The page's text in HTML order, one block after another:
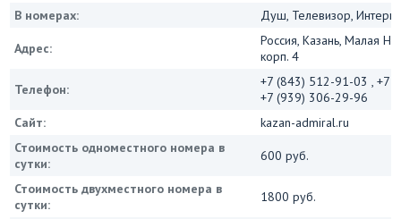
В номерах:
Душ, Телевизор,
Адрес:
Россия, Казань, Малая
корп. 4
Телефон:
+7 (843) 512-91-03 , +7
+7 (939) 306-29-96
Сайт:
kazan-admiral.ru
Стоимость одноместного номера в
сутки:
600 руб.
Стоимость двухместного номера в
сутки:
1800 руб.